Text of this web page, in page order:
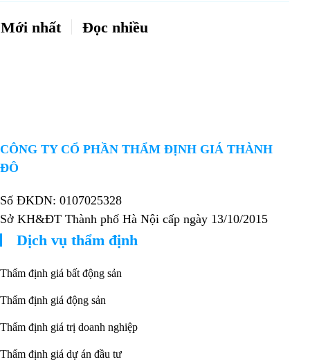
Mới nhất Đọc nhiều
CÔNG TY CỔ PHẦN THẨM ĐỊNH GIÁ THÀNH
ĐÔ
Số ĐKDN: 0107025328
Sở KH&ĐT Thành phố Hà Nội cấp ngày 13/10/2015
Dịch vụ thẩm định
Thẩm định giá bất động sản
Thẩm định giá động sản
Thẩm định giá trị doanh nghiệp
Thẩm định giá dự án đầu tư